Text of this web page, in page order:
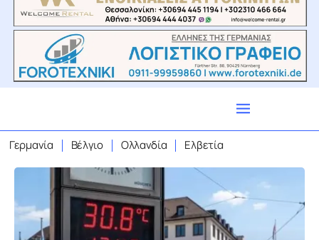
Γερμανία Βέλγιο Ολλανδία Ελβετία